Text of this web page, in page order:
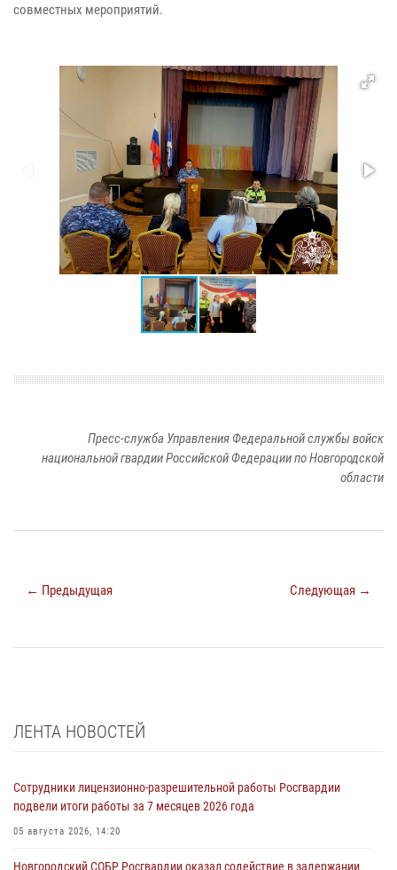
совместных мероприятий.
Пресс-служба Управления Федеральной службы войск
национальной гвардии Российской Федерации по Новгородской
области
← Предыдущая Следующая →
ЛЕНТА НОВОСТЕЙ
Сотрудники лицензионно-разрешительной работы Росгвардии
подвели итоги работы за 7 месяцев 2026 года
05 августа 2026, 14:20
Новгородский СОБР Росгвардии оказал содействие в задержании